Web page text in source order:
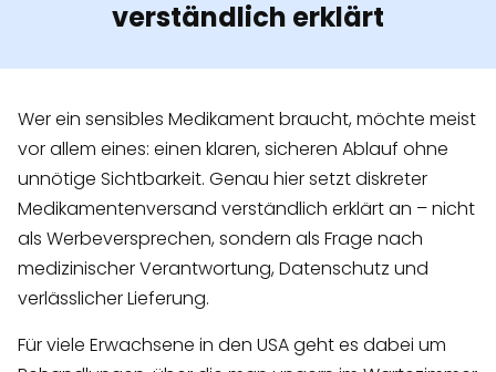
verständlich erklärt
Wer ein sensibles Medikament braucht, möchte meist
vor allem eines: einen klaren, sicheren Ablauf ohne
unnötige Sichtbarkeit. Genau hier setzt diskreter
Medikamentenversand verständlich erklärt an – nicht
als Werbeversprechen, sondern als Frage nach
medizinischer Verantwortung, Datenschutz und
verlässlicher Lieferung.
Für viele Erwachsene in den USA geht es dabei um